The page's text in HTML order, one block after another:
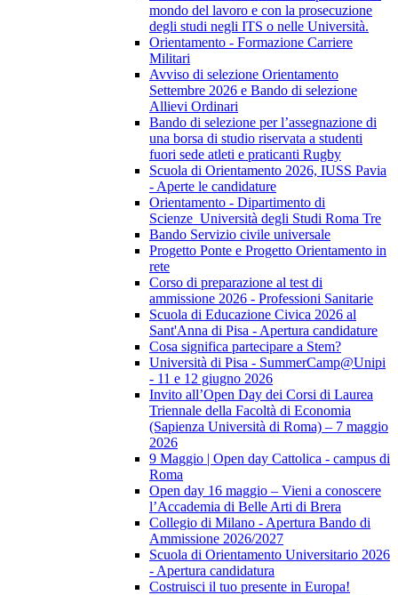
mondo del lavoro e con la prosecuzione
degli studi negli ITS o nelle Università.
Orientamento - Formazione Carriere
Militari
Avviso di selezione Orientamento
Settembre 2026 e Bando di selezione
Allievi Ordinari
Bando di selezione per l’assegnazione di
una borsa di studio riservata a studenti
fuori sede atleti e praticanti Rugby
Scuola di Orientamento 2026, IUSS Pavia
- Aperte le candidature
Orientamento - Dipartimento di
Scienze_Università degli Studi Roma Tre
Bando Servizio civile universale
Progetto Ponte e Progetto Orientamento in
rete
Corso di preparazione al test di
ammissione 2026 - Professioni Sanitarie
Scuola di Educazione Civica 2026 al
Sant'Anna di Pisa - Apertura candidature
Cosa significa partecipare a Stem?
Università di Pisa - SummerCamp@Unipi
- 11 e 12 giugno 2026
Invito all’Open Day dei Corsi di Laurea
Triennale della Facoltà di Economia
(Sapienza Università di Roma) – 7 maggio
2026
9 Maggio | Open day Cattolica - campus di
Roma
Open day 16 maggio – Vieni a conoscere
l’Accademia di Belle Arti di Brera
Collegio di Milano - Apertura Bando di
Ammissione 2026/2027
Scuola di Orientamento Universitario 2026
- Apertura candidatura
Costruisci il tuo presente in Europa!